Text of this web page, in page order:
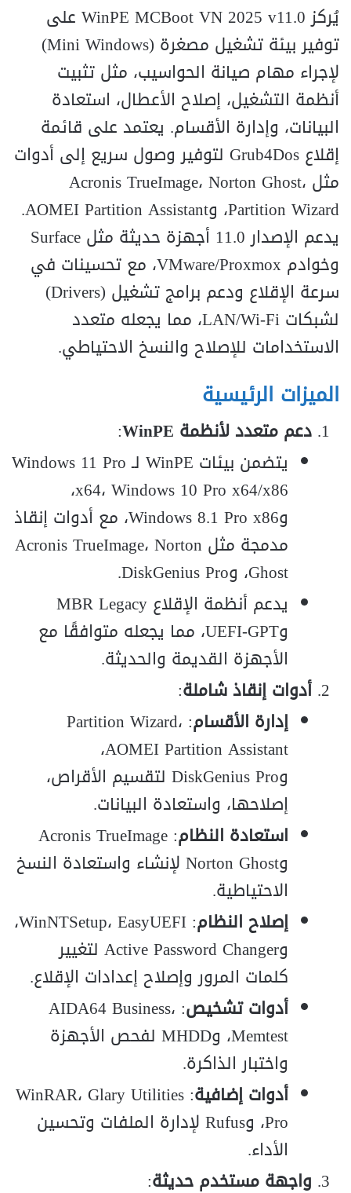
يُركز WinPE MCBoot VN 2025 v11.0 على
توفير بيئة تشغيل مصغرة (Mini Windows)
لإجراء مهام صيانة الحواسيب، مثل تثبيت
أنظمة التشغيل، إصلاح الأعطال، استعادة
البيانات، وإدارة الأقسام. يعتمد على قائمة
إقلاع Grub4Dos لتوفير وصول سريع إلى أدوات
مثل Acronis TrueImage، Norton Ghost،
Partition Wizard، وAOMEI Partition Assistant.
يدعم الإصدار 11.0 أجهزة حديثة مثل Surface
وخوادم VMware/Proxmox، مع تحسينات في
سرعة الإقلاع ودعم برامج تشغيل (Drivers)
لشبكات LAN/Wi-Fi، مما يجعله متعدد
الاستخدامات للإصلاح والنسخ الاحتياطي.
الميزات الرئيسية
دعم متعدد لأنظمة WinPE
:
يتضمن بيئات WinPE لـ Windows 11 Pro
x64، Windows 10 Pro x64/x86،
وWindows 8.1 Pro x86، مع أدوات إنقاذ
مدمجة مثل Acronis TrueImage، Norton
Ghost، وDiskGenius Pro.
يدعم أنظمة الإقلاع MBR Legacy
وUEFI-GPT، مما يجعله متوافقًا مع
الأجهزة القديمة والحديثة.
أدوات إنقاذ شاملة:
إدارة الأقسام : Partition Wizard،
AOMEI Partition Assistant،
وDiskGenius Pro لتقسيم الأقراص،
إصلاحها، واستعادة البيانات.
استعادة النظام : Acronis TrueImage
وNorton Ghost لإنشاء واستعادة النسخ
الاحتياطية.
إصلاح النظام
: WinNTSetup، EasyUEFI،
وActive Password Changer لتغيير
كلمات المرور وإصلاح إعدادات الإقلاع.
أدوات تشخيص : AIDA64 Business،
Memtest، وMHDD لفحص الأجهزة
واختبار الذاكرة.
أدوات إضافية : WinRAR، Glary Utilities
Pro، وRufus لإدارة الملفات وتحسين
الأداء.
واجهة مستخدم حديثة: